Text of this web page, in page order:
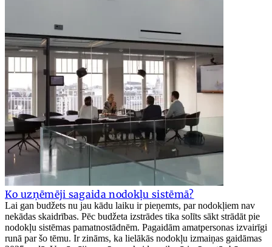
Ko uzņēmēji sagaida nodokļu sistēmā?
Lai gan budžets nu jau kādu laiku ir pieņemts, par nodokļiem nav
nekādas skaidrības. Pēc budžeta izstrādes tika solīts sākt strādāt pie
nodokļu sistēmas pamatnostādnēm. Pagaidām amatpersonas izvairīgi
runā par šo tēmu. Ir zināms, ka lielākās nodokļu izmaiņas gaidāmas